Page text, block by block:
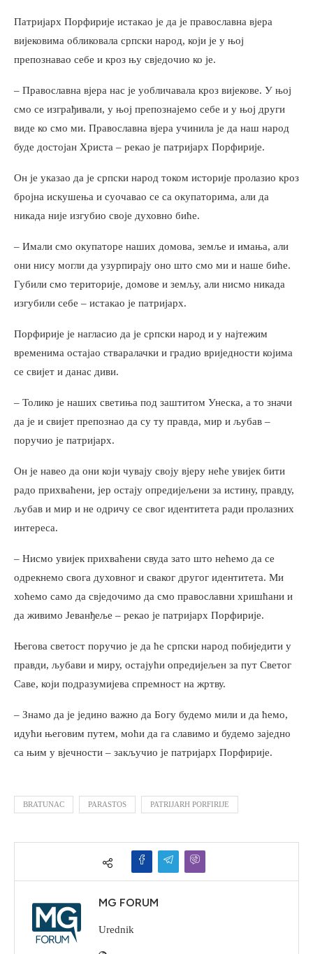
Патријарх Порфирије истакао је да је православна вјера
вијековима обликовала српски народ, који је у њој
препознавао себе и кроз њу свједочио ко је.
– Православна вјера нас је уобличавала кроз вијекове. У њој
смо се изграђивали, у њој препознајемо себе и у њој други
виде ко смо ми. Православна вјера учинила је да наш народ
буде достојан Христа – рекао је патријарх Порфирије.
Он је указао да је српски народ током историје пролазио кроз
бројна искушења и суочавао се са окупаторима, али да
никада није изгубио своје духовно биће.
– Имали смо окупаторе наших домова, земље и имања, али
они нису могли да узурпирају оно што смо ми и наше биће.
Губили смо територије, домове и земљу, али нисмо никада
изгубили себе – истакао је патријарх.
Порфирије је нагласио да је српски народ и у најтежим
временима остајао стваралачки и градио вриједности којима
се свијет и данас диви.
– Толико је наших светиња под заштитом Унеска, а то значи
да је и свијет препознао да су ту правда, мир и љубав –
поручио је патријарх.
Он је навео да они који чувају своју вјеру неће увијек бити
радо прихваћени, јер остају опредијељени за истину, правду,
љубав и мир и не одричу се свог идентитета ради пролазних
интереса.
– Нисмо увијек прихваћени свуда зато што нећемо да се
одрекнемо свога духовног и сваког другог идентитета. Ми
хоћемо само да свједочимо да смо православни хришћани и
да живимо Јеванђеље – рекао је патријарх Порфирије.
Његова светост поручио је да ће српски народ побиједити у
правди, љубави и миру, остајући опредијељен за пут Светог
Саве, који подразумијева спремност на жртву.
– Знамо да је једино важно да Богу будемо мили и да ћемо,
идући његовим путем, моћи да га славимо и будемо заједно
са њим у вјечности – закључио је патријарх Порфирије.
BRATUNAC PARASTOS PATRIJARH PORFIRIJE
MG FORUM
Urednik